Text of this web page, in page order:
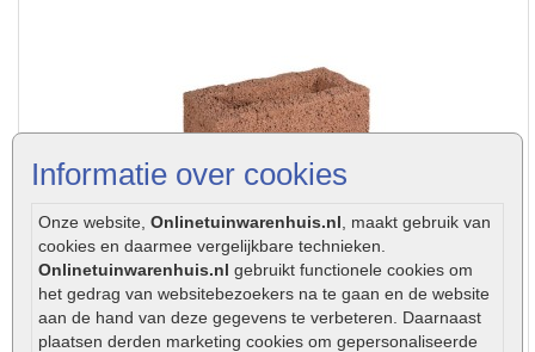
Informatie over cookies
Onze website, Onlinetuinwarenhuis.nl , maakt gebruik van
cookies en daarmee vergelijkbare technieken.
Onlinetuinwarenhuis.nl gebruikt functionele cookies om
het gedrag van websitebezoekers na te gaan en de website
aan de hand van deze gegevens te verbeteren. Daarnaast
plaatsen derden marketing cookies om gepersonaliseerde
Ridgeflor klein bruin 40x20x25cm
Ridgeflor klein bruin 40x20x25cm..
€ 9,50